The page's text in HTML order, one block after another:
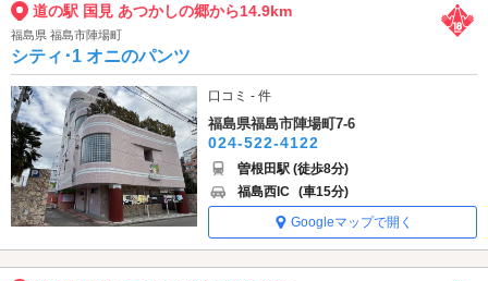
道の駅 国見 あつかしの郷から14.9km
福島県 福島市陣場町
シティ･1 オニのパンツ
口コミ - 件
福島県福島市陣場町7-6
024-522-4122
曽根田駅 (徒歩8分)
福島西IC (車15分)
Googleマップで開く